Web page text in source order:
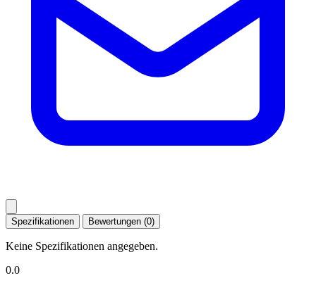
Spezifikationen Bewertungen (0)
Keine Spezifikationen angegeben.
0.0